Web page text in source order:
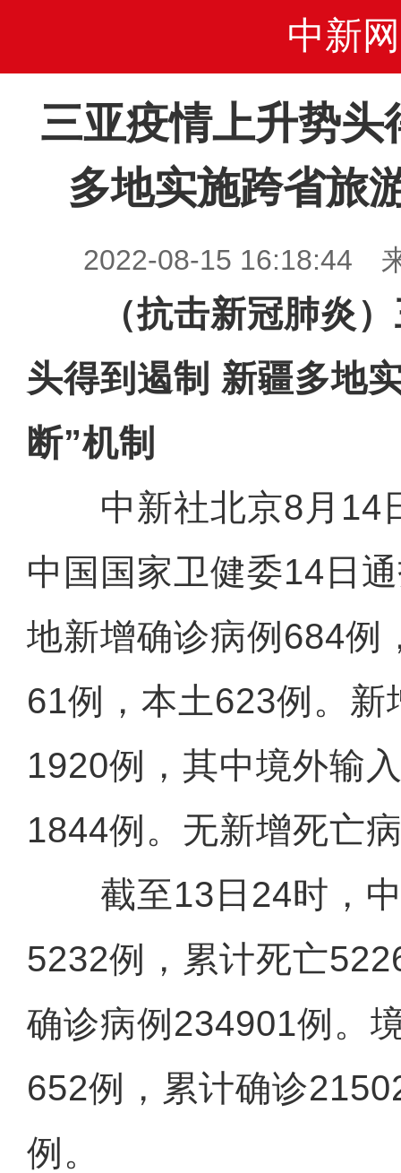
中新网
三亚疫情上升势头
多地实施跨省旅
2022-08-15 16:18:44
（抗击新冠肺炎
头得到遏制 新疆多地
断”机制
中新社北京8月14
中国国家卫健委14日
地新增确诊病例684例
61例，本土623例。新
1920例，其中境外输
1844例。无新增死亡
截至13日24时，中
5232例，累计死亡
确诊病例234901例。
652例，累计确诊
例。